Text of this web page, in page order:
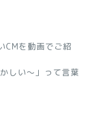
CMを動画でご紹
しい～」って言葉